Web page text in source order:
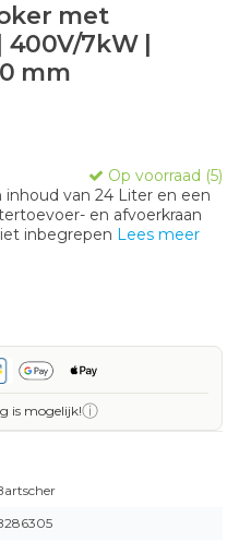
met
7kW |
mm
Op voorraad (5)
van 24 Liter en een
en afvoerkraan
inbegrepen Lees meer
is mogelijk!ⓘ